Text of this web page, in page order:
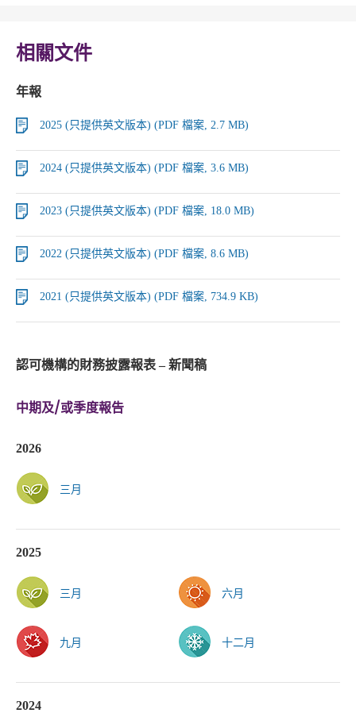
相關文件
年報
2025 (只提供英文版本) (PDF 檔案, 2.7 MB)
2024 (只提供英文版本) (PDF 檔案, 3.6 MB)
2023 (只提供英文版本) (PDF 檔案, 18.0 MB)
2022 (只提供英文版本) (PDF 檔案, 8.6 MB)
2021 (只提供英文版本) (PDF 檔案, 734.9 KB)
認可機構的財務披露報表 – 新聞稿
中期及/或季度報告
2026
三月
2025
三月 六月
九月 十二月
2024